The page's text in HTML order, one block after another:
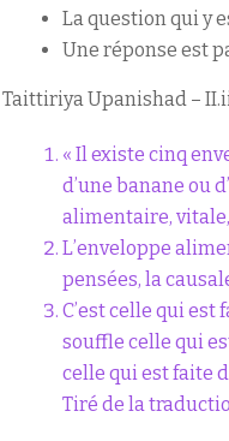
La question qui y
Une réponse est
Taittiriya Upanishad –
« Il existe cinq
d’une banane ou
alimentaire,
L’enveloppe
pensées, la
C’est celle qui
souffle celle qui
celle qui est faite
Tiré de la